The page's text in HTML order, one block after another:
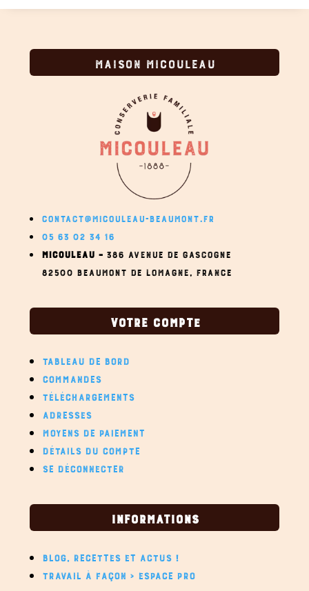
MAISON MICOULEAU
CONTACT@MICOULEAU-BEAUMONT.FR
05 63 02 34 16
MICOULEAU – 386 AVENUE DE GASCOGNE
82500 BEAUMONT DE LOMAGNE, FRANCE
VOTRE COMPTE
TABLEAU DE BORD
COMMANDES
TÉLÉCHARGEMENTS
ADRESSES
MOYENS DE PAIEMENT
DÉTAILS DU COMPTE
SE DÉCONNECTER
INFORMATIONS
BLOG, RECETTES ET ACTUS !
TRAVAIL À FAÇON > ESPACE PRO